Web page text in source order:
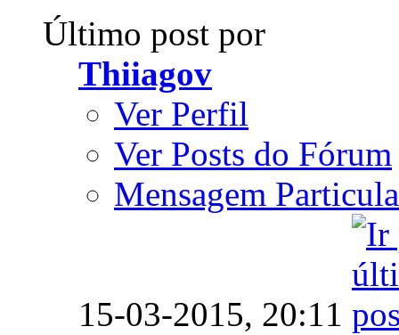
Último post por
Thiiagov
Ver Perfil
Ver Posts do Fórum
Mensagem
15-03-2015, 20:11